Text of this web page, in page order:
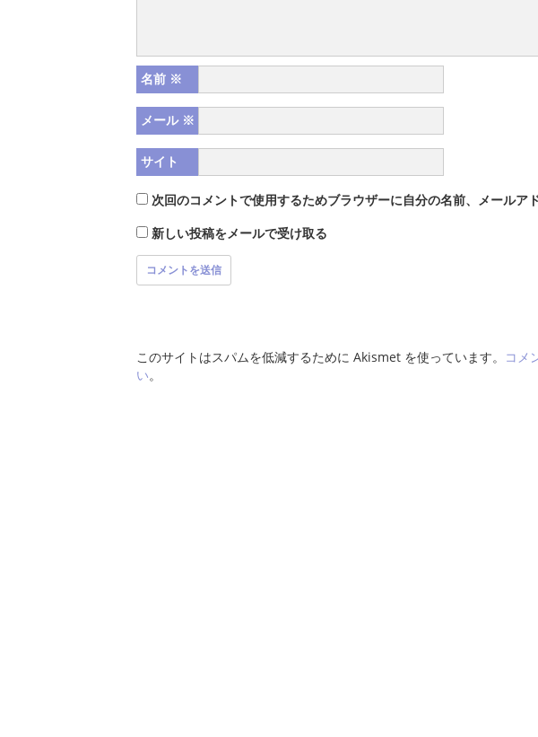
名前 ※
メール ※
サイト
次回のコメントで使用するためブラウザーに自分の名前、メールア
新しい投稿をメールで受け取る
このサイトはスパムを低減するために Akismet を使っています。 コメ
い。